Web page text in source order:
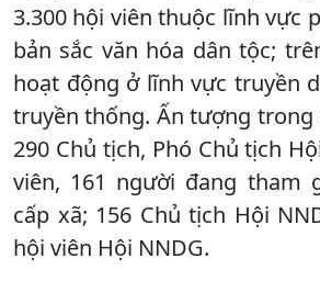
3.300 hội viên thuộc lĩnh vực
bản sắc văn hóa dân tộc;
hoạt động ở lĩnh vực truyền
truyền thống. Ấn tượng trong
290 Chủ tịch, Phó Chủ tịch
viên, 161 người đang tham
cấp xã; 156 Chủ tịch Hội
hội viên Hội NNDG.